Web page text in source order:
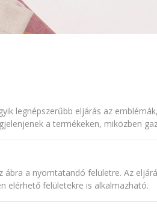
legnépszerűbb eljárás az
a termékeken, miközben
a nyomtatandó felületre. Az
elérhető felületekre is alkalmazható.